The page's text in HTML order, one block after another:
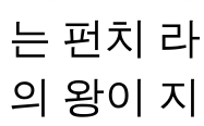
는 펀치
의 왕이